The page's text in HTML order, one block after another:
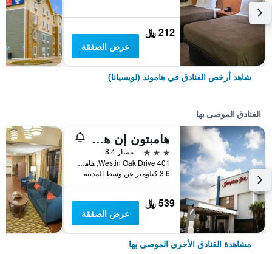
212 ﷼
عرض الصفقة
شاهد أرخص الفنادق في هاموند (لويسيانا)
الفنادق الموصى بها
هامبتون إن هاموند
3 نجوم
ممتاز 8.4
401 Westin Oak Drive, هاموند (لويسيانا), LA, الولايات المتحدة الأميريكية
3.6 كيلومتر عن وسط المدينة
539 ﷼
عرض الصفقة
مشاهدة الفنادق الأخرى الموصى بها